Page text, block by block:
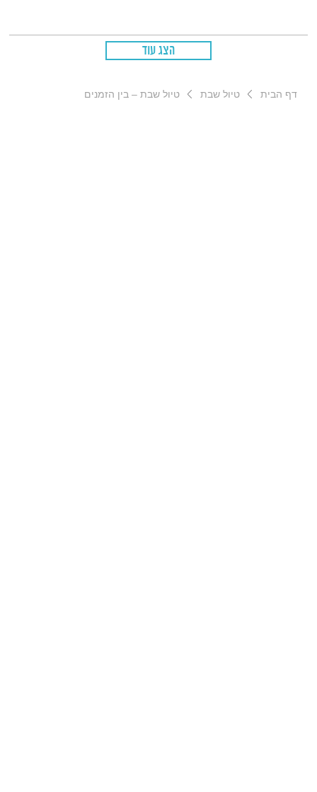
הצג עוד
דף הבית טיול שבת טיול שבת – בין הזמנים